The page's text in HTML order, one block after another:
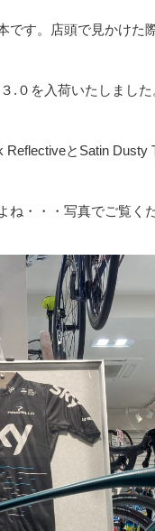
す。店頭で見かけた
.０を入荷いたしました
とSatin Dusty
ね・・・写真でご覧くだ